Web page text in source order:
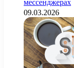
09.03.2026